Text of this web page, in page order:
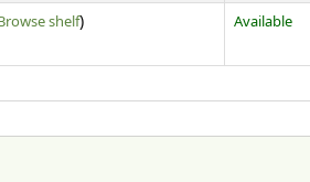
shelf(Opens below)
) Available